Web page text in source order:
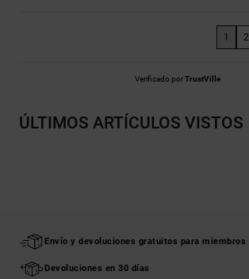
1 2
Verificado porTrustVille
ÚLTIMOS ARTÍCULOS VISTOS
Envío y devoluciones gratuitos para miembros
Devoluciones en 30 días